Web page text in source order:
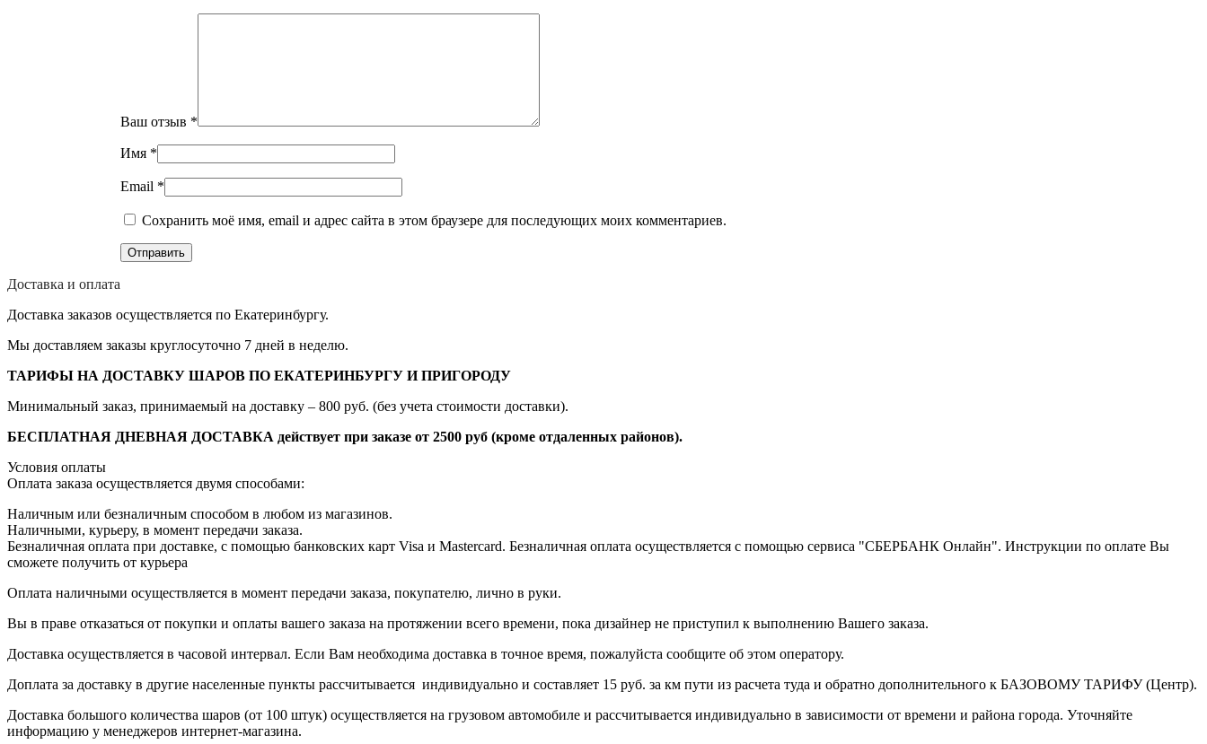
Ваш отзыв *
Имя *
Email *
Сохранить моё имя, email и адрес сайта в этом браузере для последующих моих комментариев.
Доставка и оплата
Доставка заказов осуществляется по Екатеринбургу.
Мы доставляем заказы круглосуточно 7 дней в неделю.
ТАРИФЫ НА ДОСТАВКУ ШАРОВ ПО ЕКАТЕРИНБУРГУ И ПРИГОРОДУ
Минимальный заказ, принимаемый на доставку – 800 руб. (без учета стоимости доставки).
БЕСПЛАТНАЯ ДНЕВНАЯ ДОСТАВКА действует при заказе от 2500 руб (кроме отдаленных районов).
Условия оплаты
Оплата заказа осуществляется двумя способами:
Наличным или безналичным способом в любом из магазинов.
Наличными, курьеру, в момент передачи заказа.
Безналичная оплата при доставке, с помощью банковских карт Visa и Mastercard. Безналичная оплата осуществляется с помощью сервиса "СБЕРБАНК Онлайн". Инструкции по оплате Вы
сможете получить от курьера
Оплата наличными осуществляется в момент передачи заказа, покупателю, лично в руки.
Вы в праве отказаться от покупки и оплаты вашего заказа на протяжении всего времени, пока дизайнер не приступил к выполнению Вашего заказа.
Доставка осуществляется в часовой интервал. Если Вам необходима доставка в точное время, пожалуйста сообщите об этом оператору.
Доплата за доставку в другие населенные пункты рассчитывается индивидуально и составляет 15 руб. за км пути из расчета туда и обратно дополнительного к БАЗОВОМУ ТАРИФУ (Центр).
Доставка большого количества шаров (от 100 штук) осуществляется на грузовом автомобиле и рассчитывается индивидуально в зависимости от времени и района города. Уточняйте
информацию у менеджеров интернет-магазина.